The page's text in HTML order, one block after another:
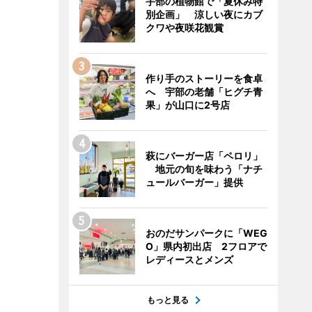
別企画」 涼しい夜にカブ
クワや夜咲花観賞
作り手のストーリーを食卓
へ 宇部の老舗「ヒグチ青
果」が山口に2号店
萩にバーガー店「ペロリ」
地元の旬を味わう「ナチ
ュールバーガー」提供
おのだサンパークに「WEG
O」県内初出店 2フロアで
レディースとメンズ
もっと見る